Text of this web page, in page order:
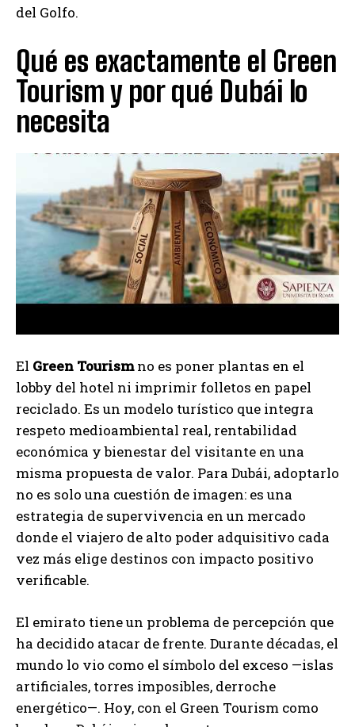
del Golfo.
Qué es exactamente el Green
Tourism y por qué Dubái lo
necesita
El Green Tourismno es poner plantas en el
lobby del hotel ni imprimir folletos en papel
reciclado. Es un modelo turístico que integra
respeto medioambiental real, rentabilidad
económica y bienestar del visitante en una
misma propuesta de valor. Para Dubái, adoptarlo
no es solo una cuestión de imagen: es una
estrategia de supervivencia en un mercado
donde el viajero de alto poder adquisitivo cada
vez más elige destinos con impacto positivo
verificable.
El emirato tiene un problema de percepción que
ha decidido atacar de frente. Durante décadas, el
mundo lo vio como el símbolo del exceso —islas
artificiales, torres imposibles, derroche
energético—. Hoy, con el Green Tourism como